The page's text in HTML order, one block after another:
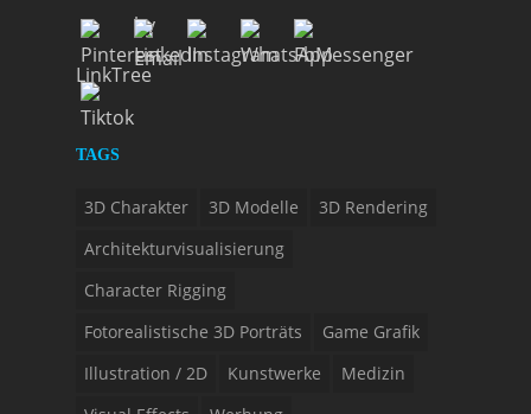
LinkTree
TAGS
3D Charakter 3D Modelle
3D Rendering
Architekturvisualisierung
Character Rigging
Fotorealistische 3D Porträts
Game Grafik
Illustration / 2D
Kunstwerke
Medizin